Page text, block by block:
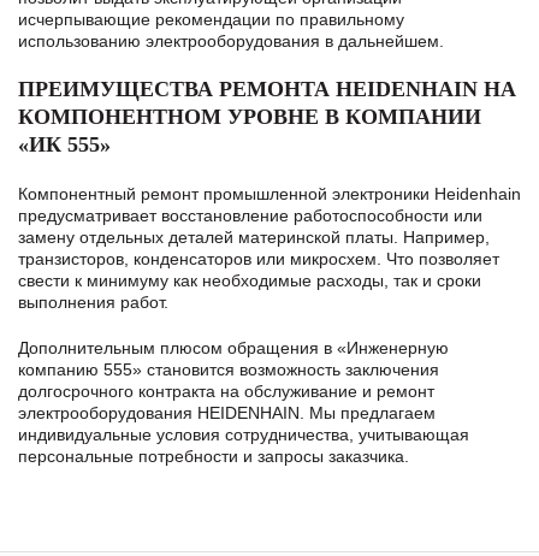
исчерпывающие рекомендации по правильному
использованию электрооборудования в дальнейшем.
ПРЕИМУЩЕСТВА РЕМОНТА HEIDENHAIN НА
КОМПОНЕНТНОМ УРОВНЕ В КОМПАНИИ
«ИК 555»
Компонентный ремонт промышленной электроники Heidenhain
предусматривает восстановление работоспособности или
замену отдельных деталей материнской платы. Например,
транзисторов, конденсаторов или микросхем. Что позволяет
свести к минимуму как необходимые расходы, так и сроки
выполнения работ.
Дополнительным плюсом обращения в «Инженерную
компанию 555» становится возможность заключения
долгосрочного контракта на обслуживание и ремонт
электрооборудования HEIDENHAIN. Мы предлагаем
индивидуальные условия сотрудничества, учитывающая
персональные потребности и запросы заказчика.